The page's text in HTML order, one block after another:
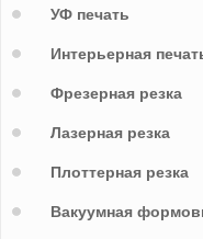
УФ печать
Интерьерная
Фрезерная резка
Лазерная резка
Плоттерная резка
Вакуумная